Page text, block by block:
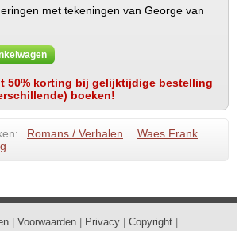
met tekeningen van George van
50% korting bij gelijktijdige bestelling
boeken!
Romans / Verhalen
Waes Frank
Voorwaarden Privacy Copyright